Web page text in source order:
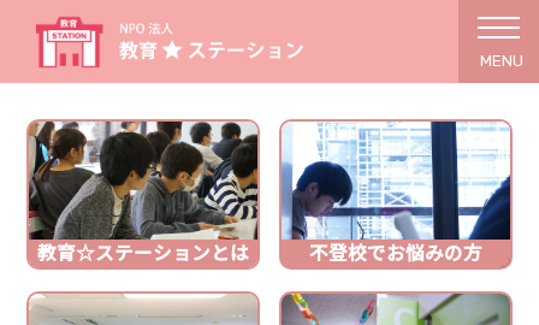
MENU
教育☆ステーションとは 不登校でお悩みの方